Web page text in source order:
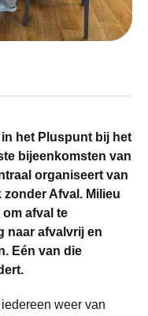
het Pluspunt bij het
bijeenkomsten van
organiseert van
zonder Afval. Milieu
afval te
naar afvalvrij en
Eén van die
weer van